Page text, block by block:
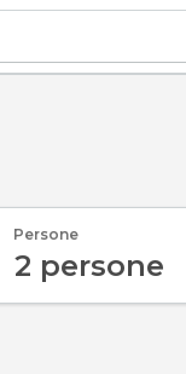
Persone
2 persone